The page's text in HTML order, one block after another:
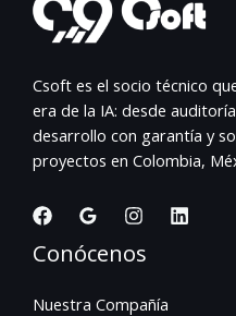
Csoft es el socio técnico
era de la IA: desde
desarrollo con garantía y
proyectos en Colombia,
Conócenos
Nuestra Compañía